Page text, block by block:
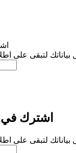
بياناتك لتبقى على
اشترك في
بياناتك لتبقى على